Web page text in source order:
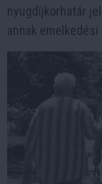
nyugdíjkorhatár
annak